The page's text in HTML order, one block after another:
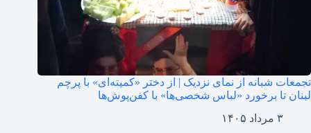
تجمعات شبانه از نمای نزدیک | از دختر «کمیته‌ای» با پرچم
لبنان تا برخورد «لباس شخصی‌ها» با کفن‌پوش‌ها
۳ مرداد ۱۴۰۵